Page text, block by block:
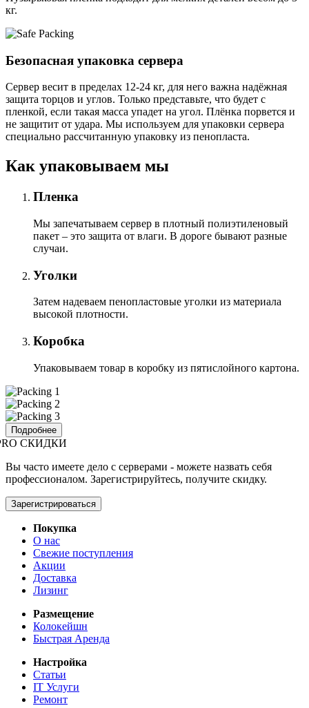
кг.
Безопасная упаковка сервера
Сервер весит в пределах 12-24 кг, для него важна надёжная
защита торцов и углов. Только представьте, что будет с
пленкой, если такая масса упадет на угол. Плёнка порвется и
не защитит от удара. Мы используем для упаковки сервера
специально расcчитанную упаковку из пенопласта.
Как упаковываем мы
Пленка
Мы запечатываем сервер в плотный полиэтиленовый
пакет – это защита от влаги. В дороге бывают разные
случаи.
Уголки
Затем надеваем пенопластовые уголки из материала
высокой плотности.
Коробка
Упаковываем товар в коробку из пятислойного картона.
Подробнее
СКИДКИ
Вы часто имеете дело с серверами - можете назвать себя
профессионалом. Зарегистрируйтесь, получите скидку.
Зарегистрироваться
Покупка
О нас
Свежие поступления
Акции
Доставка
Лизинг
Размещение
Колокейшн
Быстрая Аренда
Настройка
Статьи
IT Услуги
Ремонт